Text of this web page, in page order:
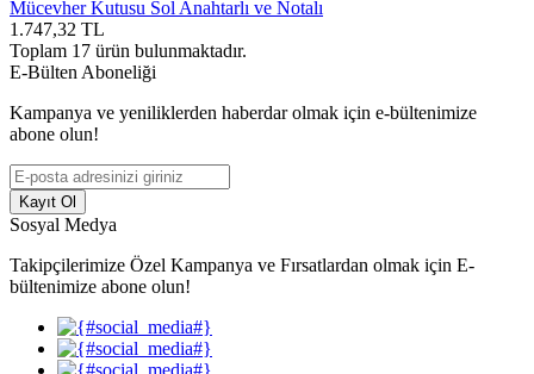
Mücevher Kutusu Sol Anahtarlı ve Notalı
1.747,32 TL
Toplam 17 ürün bulunmaktadır.
E-Bülten Aboneliği
Kampanya ve yeniliklerden haberdar olmak için e-bültenimize
abone olun!
Kayıt Ol
Sosyal Medya
Takipçilerimize Özel Kampanya ve Fırsatlardan olmak için E-
bültenimize abone olun!